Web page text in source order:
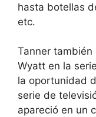
hasta botellas
etc.
Tanner también
Wyatt en la
la oportunidad
serie de
apareció en un